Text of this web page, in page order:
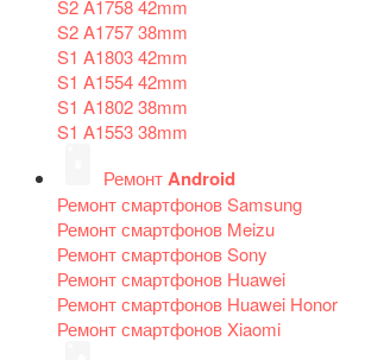
S2 A1758 42mm
S2 A1757 38mm
S1 A1803 42mm
S1 A1554 42mm
S1 A1802 38mm
S1 A1553 38mm
РемонтAndroid
Ремонт смартфонов Samsung
Ремонт смартфонов Meizu
Ремонт смартфонов Sony
Ремонт смартфонов Huawei
Ремонт смартфонов Huawei Honor
Ремонт смартфонов Xiaomi